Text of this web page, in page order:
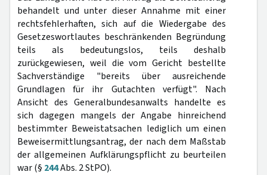
behandelt und unter dieser Annahme mit einer
rechtsfehlerhaften, sich auf die Wiedergabe des
Gesetzeswortlautes beschränkenden Begründung
teils als bedeutungslos, teils deshalb
zurückgewiesen, weil die vom Gericht bestellte
Sachverständige "bereits über ausreichende
Grundlagen für ihr Gutachten verfügt". Nach
Ansicht des Generalbundesanwalts handelte es
sich dagegen mangels der Angabe hinreichend
bestimmter Beweistatsachen lediglich um einen
Beweisermittlungsantrag, der nach dem Maßstab
der allgemeinen Aufklärungspflicht zu beurteilen
war (§ 244Abs. 2 StPO).